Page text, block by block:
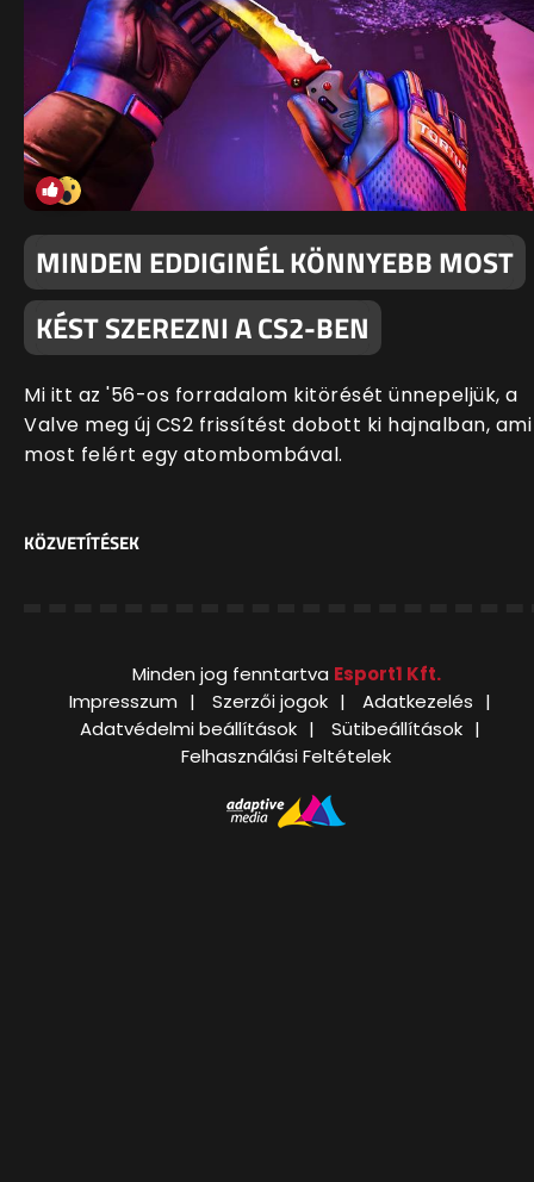
MINDEN EDDIGINÉL KÖNNYEBB MOST
KÉST SZEREZNI A CS2-BEN
Mi itt az '56-os forradalom kitörését ünnepeljük, a
Valve meg új CS2 frissítést dobott ki hajnalban, ami
most felért egy atombombával.
KÖZVETÍTÉSEK
Minden jog fenntartva Esport1 Kft.
Impresszum
Szerzői jogok
Adatkezelés
Adatvédelmi beállítások
Sütibeállítások
Felhasználási Feltételek